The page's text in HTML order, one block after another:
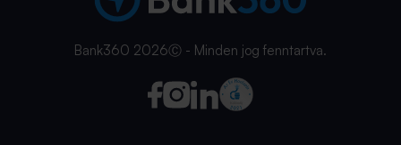
Bank360 2026Ⓒ - Minden jog fenntartva.